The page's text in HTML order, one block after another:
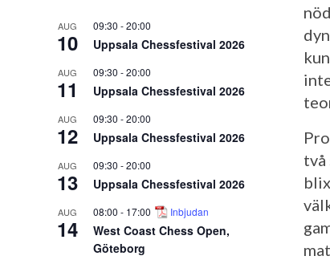
AUG
10
09:30 -20:00
Uppsala Chessfestival 2026
AUG
11
09:30 -20:00
Uppsala Chessfestival 2026
AUG
12
09:30 -20:00
Uppsala Chessfestival 2026
AUG
13
09:30 -20:00
Uppsala Chessfestival 2026
AUG
14
08:00 - 17:00 Inbjudan
West Coast Chess Open,
Göteborg
två